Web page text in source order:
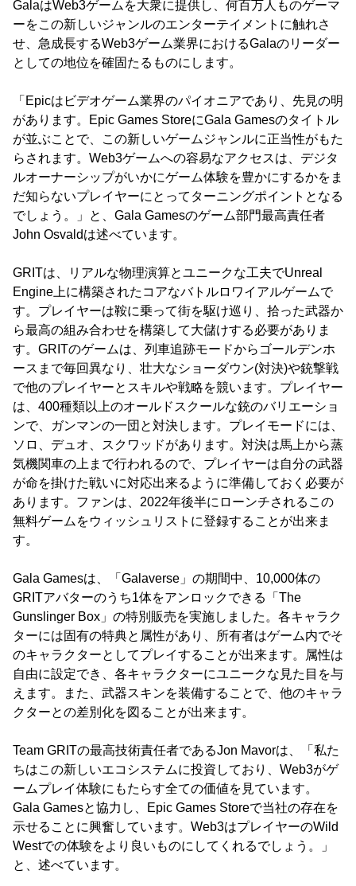
GalaはWeb3ゲームを大衆に提供し、何百万人ものゲーマ
ーをこの新しいジャンルのエンターテイメントに触れさ
せ、急成長するWeb3ゲーム業界におけるGalaのリーダー
としての地位を確固たるものにします。
「Epicはビデオゲーム業界のパイオニアであり、先見の明
があります。Epic Games StoreにGala Gamesのタイトル
が並ぶことで、この新しいゲームジャンルに正当性がもた
らされます。Web3ゲームへの容易なアクセスは、デジタ
ルオーナーシップがいかにゲーム体験を豊かにするかをま
だ知らないプレイヤーにとってターニングポイントとなる
でしょう。」と、Gala Gamesのゲーム部門最高責任者
John Osvaldは述べています。
GRITは、リアルな物理演算とユニークな工夫でUnreal
Engine上に構築されたコアなバトルロワイアルゲームで
す。プレイヤーは鞍に乗って街を駆け巡り、拾った武器か
ら最高の組み合わせを構築して大儲けする必要がありま
す。GRITのゲームは、列車追跡モードからゴールデンホ
ースまで毎回異なり、壮大なショーダウン(対決)や銃撃戦
で他のプレイヤーとスキルや戦略を競います。プレイヤー
は、400種類以上のオールドスクールな銃のバリエーショ
ンで、ガンマンの一団と対決します。プレイモードには、
ソロ、デュオ、スクワッドがあります。対決は馬上から蒸
気機関車の上まで行われるので、プレイヤーは自分の武器
が命を掛けた戦いに対応出来るように準備しておく必要が
あります。ファンは、2022年後半にローンチされるこの
無料ゲームをウィッシュリストに登録することが出来ま
す。
Gala Gamesは、「Galaverse」の期間中、10,000体の
GRITアバターのうち1体をアンロックできる「The
Gunslinger Box」の特別販売を実施しました。各キャラク
ターには固有の特典と属性があり、所有者はゲーム内でそ
のキャラクターとしてプレイすることが出来ます。属性は
自由に設定でき、各キャラクターにユニークな見た目を与
えます。また、武器スキンを装備することで、他のキャラ
クターとの差別化を図ることが出来ます。
Team GRITの最高技術責任者であるJon Mavorは、「私た
ちはこの新しいエコシステムに投資しており、Web3がゲ
ームプレイ体験にもたらす全ての価値を見ています。
Gala Gamesと協力し、Epic Games Storeで当社の存在を
示せることに興奮しています。Web3はプレイヤーのWild
Westでの体験をより良いものにしてくれるでしょう。」
と、述べています。